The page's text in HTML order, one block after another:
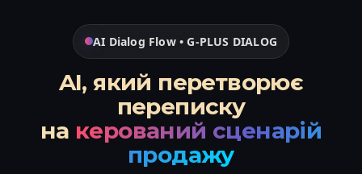
AI Dialog Flow • G-PLUS DIALOG
AI, який перетворює
переписку
на керований сценарій
продажу